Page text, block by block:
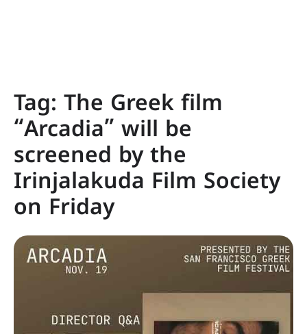
Tag: The Greek film
“Arcadia” will be
screened by the
Irinjalakuda Film Society
on Friday